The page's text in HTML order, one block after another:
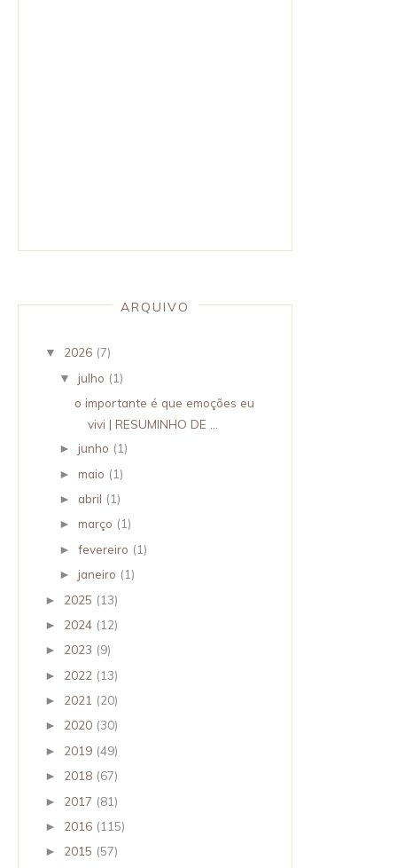
ARQUIVO
▼ 2026 (7)
▼ julho (1)
o importante é que emoções eu
vivi | RESUMINHO DE ...
► junho (1)
►maio (1)
► abril (1)
►março (1)
►fevereiro (1)
► janeiro (1)
► 2025 (13)
► 2024 (12)
► 2023 (9)
► 2022 (13)
► 2021 (20)
► 2020 (30)
► 2019 (49)
► 2018 (67)
► 2017 (81)
► 2016 (115)
► 2015 (57)